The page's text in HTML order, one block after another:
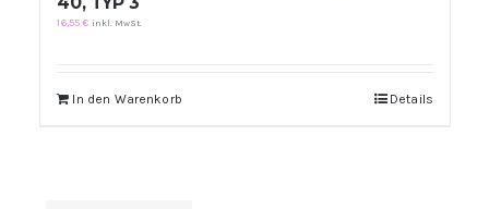
16,55€ inkl. MwSt.
In den Warenkorb Details